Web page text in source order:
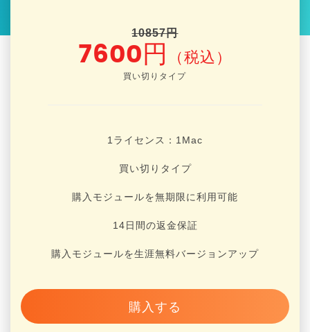
10857円
7600円 （税込）
買い切りタイプ
1ライセンス：1Mac
買い切りタイプ
購入モジュールを無期限に利用可能
14日間の返金保証
購入モジュールを生涯無料バージョンアップ
購入する